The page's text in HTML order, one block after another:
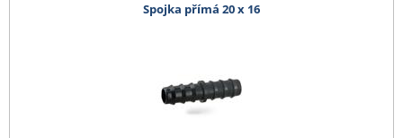
Spojka přímá 20 x 16